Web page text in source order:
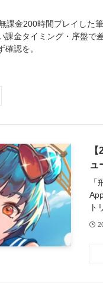
課金200時間プレイした
課金タイミング・序盤で
認を。
ュ
ト